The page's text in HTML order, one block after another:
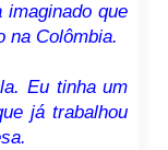
que
na Colômbia.
Eu tinha um
já trabalhou